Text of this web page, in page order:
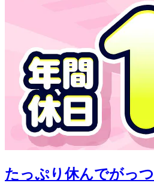
たっぷり休んでがっ